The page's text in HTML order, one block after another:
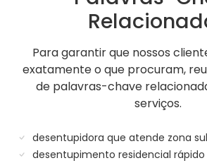
Para garantir que nossos
exatamente o que procuram,
de palavras-chave
serviços.
desentupidora que atende zona sul
desentupimento residencial